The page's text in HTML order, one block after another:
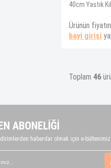
40cm Yastık
Ürünün
bayi girişi
Toplam 46
ABONELİĞİ
haberdar olmak için e-